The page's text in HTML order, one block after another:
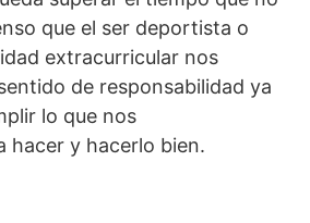
que el ser deportista o
extracurricular nos
de responsabilidad ya
lo que nos
hacer y hacerlo bien.